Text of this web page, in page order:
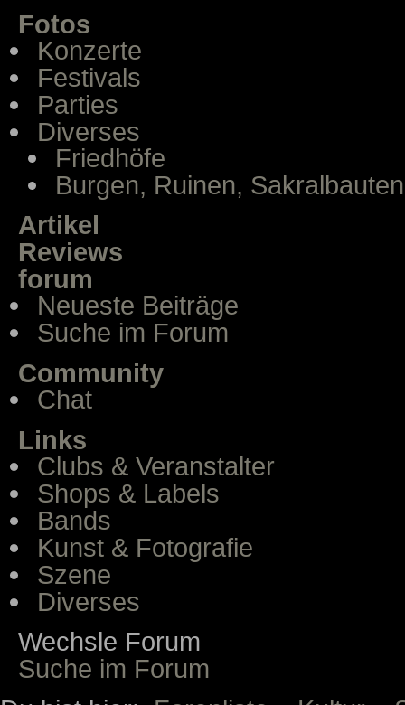
Fotos
Konzerte
Festivals
Parties
Diverses
Friedhöfe
Burgen, Ruinen, Sakralbauten
Artikel
Reviews
forum
Neueste Beiträge
Suche im Forum
Community
Chat
Links
Clubs & Veranstalter
Shops & Labels
Bands
Kunst & Fotografie
Szene
Diverses
Wechsle Forum
Suche im Forum